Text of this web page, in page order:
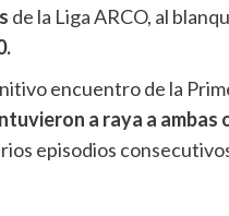
de la Liga ARCO, al
encuentro de la
a raya a ambas
episodios